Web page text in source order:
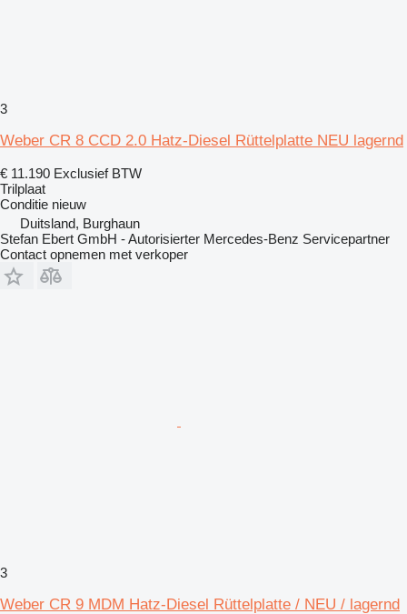
3
Weber CR 8 CCD 2.0 Hatz-Diesel Rüttelplatte NEU lagernd
€ 11.190 Exclusief BTW
Trilplaat
Conditie nieuw
Duitsland, Burghaun
Stefan Ebert GmbH - Autorisierter Mercedes-Benz Servicepartner
Contact opnemen met verkoper
3
Weber CR 9 MDM Hatz-Diesel Rüttelplatte / NEU / lagernd